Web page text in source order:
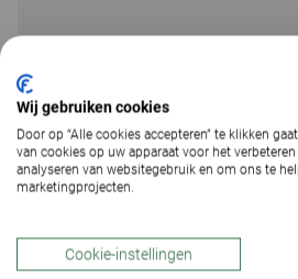
Fields
Fields Co-creation, afgeschermde
Wij gebruiken cookies
Door op “Alle cookies accepteren” te klikken
van cookies op uw apparaat voor het
analyseren van websitegebruik en om ons te
marketingprojecten.
Cookie-instellingen